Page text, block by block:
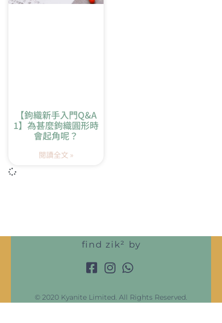
【鉤織新手入門Q&A
1】為甚麼鉤織圓形時
會起角呢？
閱讀全文 »
find zik² by
© 2020 Kyanite Limited. All Rights Reserved.